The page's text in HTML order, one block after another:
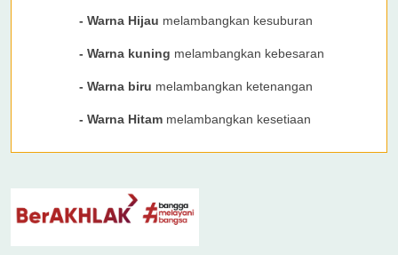
- Warna Hijau melambangkan kesuburan
- Warna kuning melambangkan kebesaran
- Warna biru melambangkan ketenangan
- Warna Hitam melambangkan kesetiaan